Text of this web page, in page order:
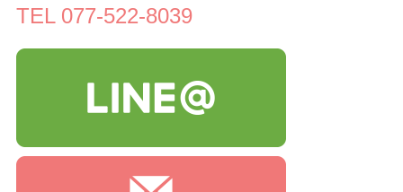
TEL 077-522-8039